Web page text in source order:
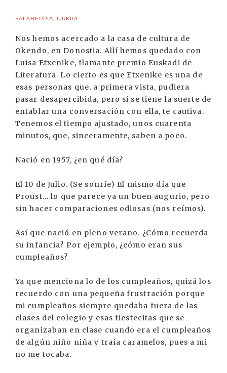
SALABERRIA, URKIRI
Nos hemos acercado a la casa de cultura de
Okendo, en Donostia. Allí hemos quedado con
Luisa Etxenike, flamante premio Euskadi de
Literatura. Lo cierto es que Etxenike es una de
esas personas que, a primera vista, pudiera
pasar desapercibida, pero si se tiene la suerte de
entablar una conversación con ella, te cautiva.
Tenemos el tiempo ajustado, unos cuarenta
minutos, que, sinceramente, saben a poco.
Nació en 1957, ¿en qué día?
El 10 de Julio. (Se sonríe) El mismo día que
Proust... lo que parece ya un buen augurio, pero
sin hacer comparaciones odiosas (nos reímos).
Así que nació en pleno verano. ¿Cómo recuerda
su infancia? Por ejemplo, ¿cómo eran sus
cumpleaños?
Ya que menciona lo de los cumpleaños, quizá los
recuerdo con una pequeña frustración porque
mi cumpleaños siempre quedaba fuera de las
clases del colegio y esas fiestecitas que se
organizaban en clase cuando era el cumpleaños
de algún niño niña y traía caramelos, pues a mi
no me tocaba.